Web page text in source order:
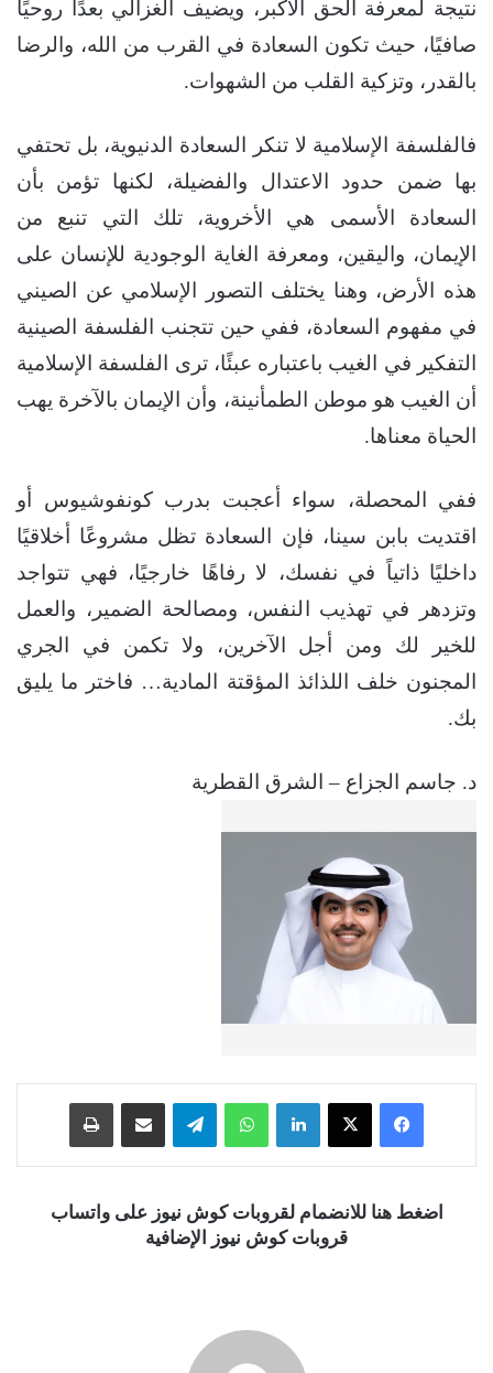
نتيجة لمعرفة الحق الأكبر، ويضيف الغزالي بعدًا روحيًا
صافيًا، حيث تكون السعادة في القرب من الله، والرضا
بالقدر، وتزكية القلب من الشهوات.
فالفلسفة الإسلامية لا تنكر السعادة الدنيوية، بل تحتفي
بها ضمن حدود الاعتدال والفضيلة، لكنها تؤمن بأن
السعادة الأسمى هي الأخروية، تلك التي تنبع من
الإيمان، واليقين، ومعرفة الغاية الوجودية للإنسان على
هذه الأرض، وهنا يختلف التصور الإسلامي عن الصيني
في مفهوم السعادة، ففي حين تتجنب الفلسفة الصينية
التفكير في الغيب باعتباره عبئًا، ترى الفلسفة الإسلامية
أن الغيب هو موطن الطمأنينة، وأن الإيمان بالآخرة يهب
الحياة معناها.
ففي المحصلة، سواء أعجبت بدرب كونفوشيوس أو
اقتديت بابن سينا، فإن السعادة تظل مشروعًا أخلاقيًا
داخليًا ذاتياً في نفسك، لا رفاهًا خارجيًا، فهي تتواجد
وتزدهر في تهذيب النفس، ومصالحة الضمير، والعمل
للخير لك ومن أجل الآخرين، ولا تكمن في الجري
المجنون خلف اللذائذ المؤقتة المادية… فاختر ما يليق
بك.
د. جاسم الجزاع – الشرق القطرية
فيسبوك ‫X لينكدإن واتساب تيلقرام
اضغط هنا للانضمام لقروبات كوش نيوز على واتساب
قروبات كوش نيوز الإضافية